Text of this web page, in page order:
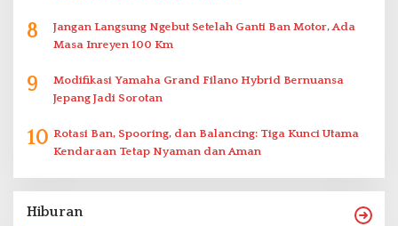
8
Jangan Langsung Ngebut Setelah Ganti Ban Motor, Ada
Masa Inreyen 100 Km
9
Modifikasi Yamaha Grand Filano Hybrid Bernuansa
Jepang Jadi Sorotan
10 Rotasi Ban, Spooring, dan Balancing: Tiga Kunci Utama
Kendaraan Tetap Nyaman dan Aman
Hiburan